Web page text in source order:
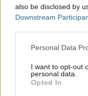
also be disclosed by
Downstream
Personal Data
I want to opt-out
personal data.
Opted In